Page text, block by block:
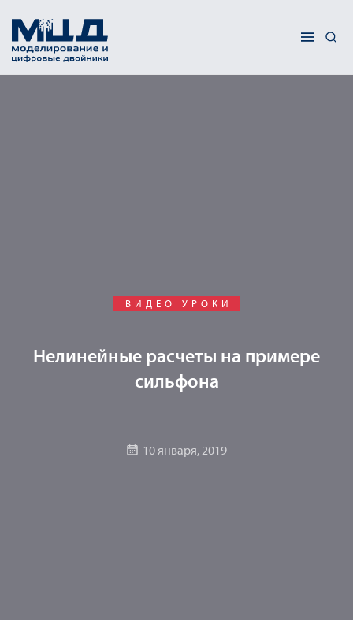
ВИДЕО УРОКИ
Нелинейные расчеты на примере
сильфона
10 января, 2019